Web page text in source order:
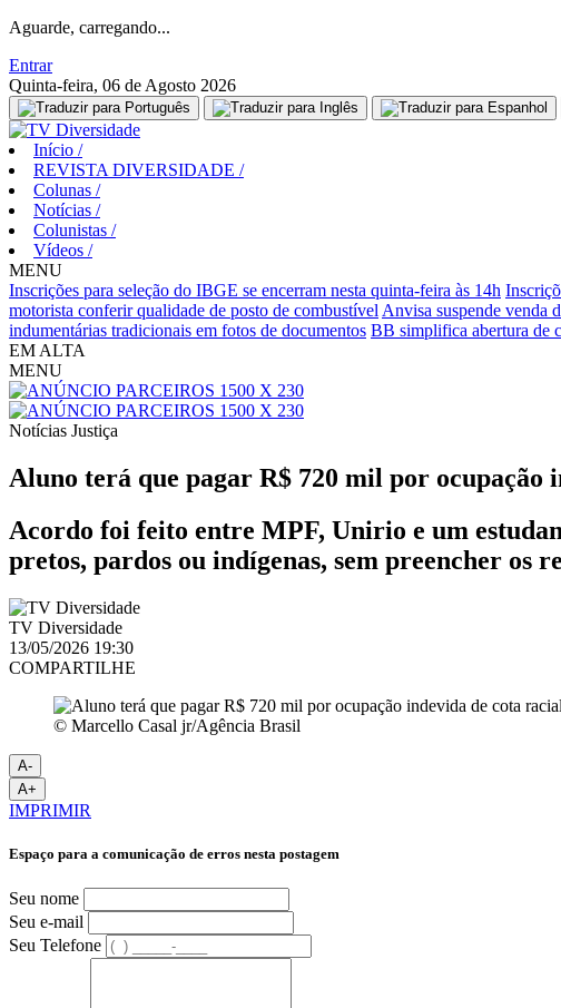
Aguarde, carregando...
Entrar
Quinta-feira, 06 de Agosto 2026
Início /
REVISTA DIVERSIDADE /
Colunas /
Notícias /
Colunistas /
Vídeos /
MENU
Inscrições para seleção do IBGE se encerram nesta quinta-feira às 14h
motorista conferir qualidade de posto de combustível Anvisa suspende venda
indumentárias tradicionais em fotos de documentos BB simplifica abertura de
EM ALTA
MENU
Notícias Justiça
Aluno terá que pagar R$ 720 mil por ocupação
Acordo foi feito entre MPF, Unirio e um
pretos, pardos ou indígenas, sem preencher os
TV Diversidade
13/05/2026 19:30
COMPARTILHE
© Marcello Casal jr/Agência Brasil
A-
A+
IMPRIMIR
Espaço para a comunicação de erros nesta postagem
Seu nome
Seu e-mail
Seu Telefone